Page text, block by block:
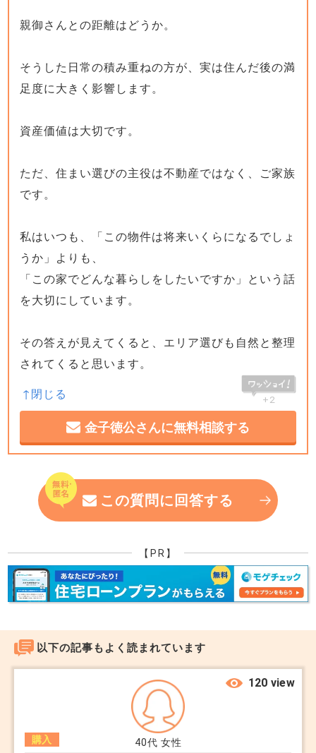
親御さんとの距離はどうか。
そうした日常の積み重ねの方が、実は住んだ後の満
足度に大きく影響します。
資産価値は大切です。
ただ、住まい選びの主役は不動産ではなく、ご家族
です。
私はいつも、「この物件は将来いくらになるでしょ
うか」よりも、
「この家でどんな暮らしをしたいですか」という話
を大切にしています。
その答えが見えてくると、エリア選びも自然と整理
されてくると思います。
+2
金子徳公さんに無料相談する
この質問に回答する
【PR】
以下の記事もよく読まれています
40代 女性
購入
120 view